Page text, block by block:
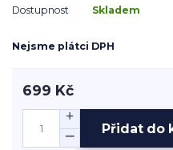
Dostupnost Skladem
Nejsme plátci DPH
699 Kč
Přidat do